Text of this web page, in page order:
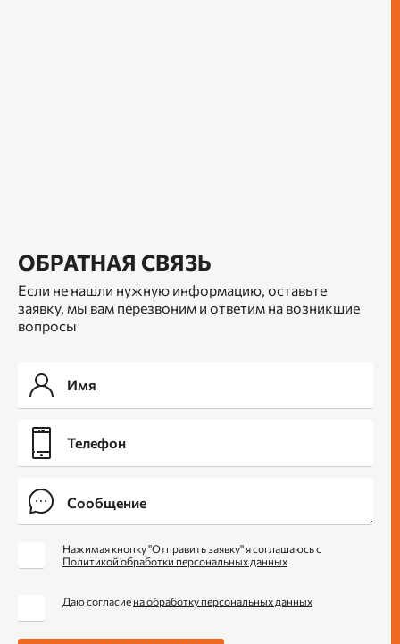
ОБРАТНАЯ СВЯЗЬ
Если не нашли нужную информацию, оставьте
заявку, мы вам перезвоним и ответим на возникшие
вопросы
Нажимая кнопку "Отправить заявку" я соглашаюсь с
Политикой обработки персональных данных
Даю согласие на обработку персональных данных